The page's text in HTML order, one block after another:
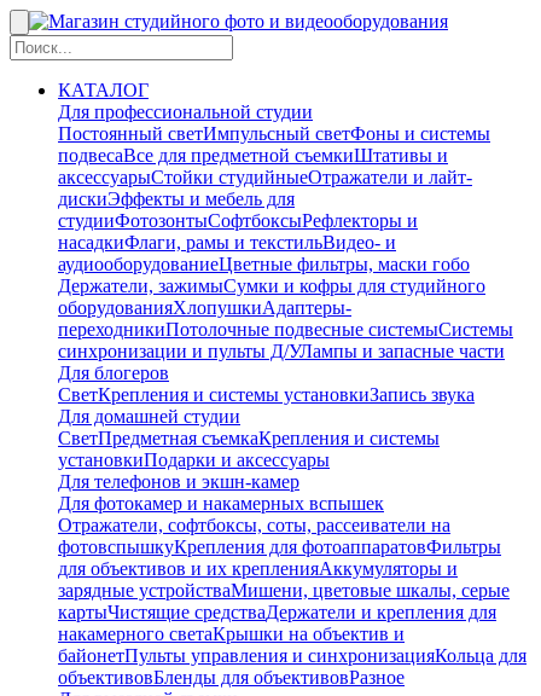
КАТАЛОГ
Для профессиональной студии
Постоянный светИмпульсный светФоны и системы
подвесаВсе для предметной съемкиШтативы и
аксессуарыСтойки студийныеОтражатели и лайт-
дискиЭффекты и мебель для
студииФотозонтыСофтбоксыРефлекторы и
насадкиФлаги, рамы и текстильВидео- и
аудиооборудованиеЦветные фильтры, маски гобо
Держатели, зажимыСумки и кофры для студийного
оборудованияХлопушкиАдаптеры-
переходникиПотолочные подвесные системыСистемы
синхронизации и пульты Д/УЛампы и запасные части
Для блогеров
СветКрепления и системы установкиЗапись звука
Для домашней студии
СветПредметная съемкаКрепления и системы
установкиПодарки и аксессуары
Для телефонов и экшн-камер
Для фотокамер и накамерных вспышек
Отражатели, софтбоксы, соты, рассеиватели на
фотовспышкуКрепления для фотоаппаратовФильтры
для объективов и их крепленияАккумуляторы и
зарядные устройстваМишени, цветовые шкалы, серые
картыЧистящие средстваДержатели и крепления для
накамерного светаКрышки на объектив и
байонетПульты управления и синхронизацияКольца для
объективовБленды для объективовРазное